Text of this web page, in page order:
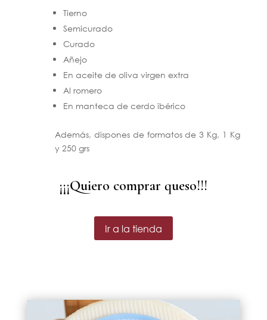
Tierno
Semicurado
Curado
Añejo
En aceite de oliva virgen extra
Al romero
En manteca de cerdo ibérico
Además, dispones de formatos de 3 Kg, 1 Kg
y 250 grs
¡¡¡Quiero comprar queso!!!
Ir a la tienda